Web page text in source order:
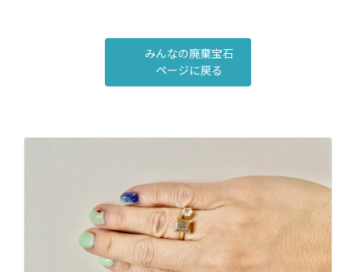
みんなの廃棄宝石
ページに戻る